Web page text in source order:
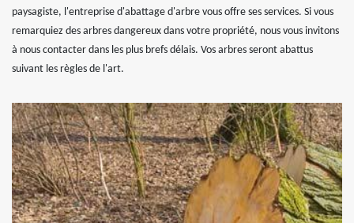
paysagiste, l'entreprise d'abattage d'arbre vous offre ses services. Si vous
remarquiez des arbres dangereux dans votre propriété, nous vous invitons
à nous contacter dans les plus brefs délais. Vos arbres seront abattus
suivant les règles de l'art.